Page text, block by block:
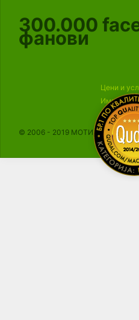
300.000
фанови
Цени и
Импресум
© 2006 - 2019 МОТИКА, Сите